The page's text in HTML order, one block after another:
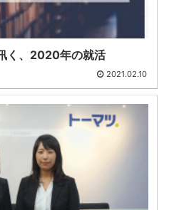
く、2020年の就活
2021.02.10